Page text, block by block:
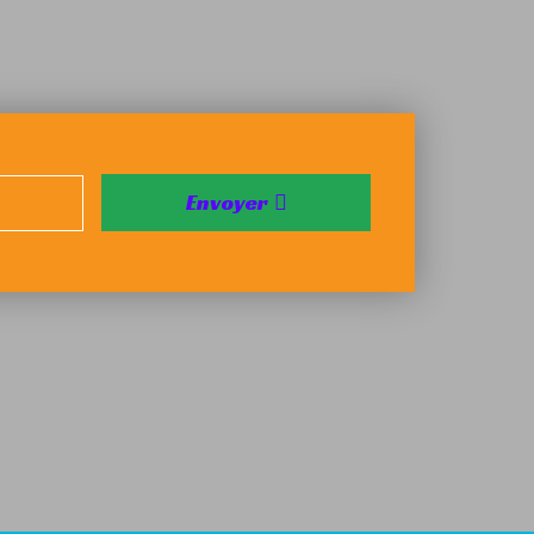
Envoyer